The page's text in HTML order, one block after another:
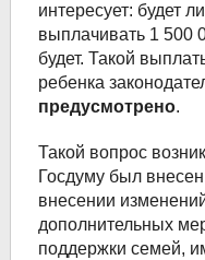
интересует: будет
выплачивать 1 500
будет. Такой
ребенка
предусмотрено.
Такой вопрос
Госдуму был
внесении
дополнительных
поддержки семей,